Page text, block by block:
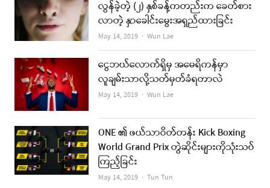
လွန်ခဲ့တဲ့ (၂) နှစ်ခန့်ကတည်းက ခေတ်စား
လာတဲ့ နှာခေါင်းမွေးအရှည်ထားခြင်း
May 14, 2019 Author
Wun Lae
ငွေဘယ်လောက်ရှိမှ အမေရိကန်မှာ
လူချမ်းသာလို့သတ်မှတ်ခံရတာလဲ
May 14, 2019 Author
Wun Lae
ONE ၏ ဖယ်သာဝိတ်တန်း Kick Boxing
World Grand Prix တွဲဆိုင်းများကိုသုံးသပ်
ကြည့်ခြင်း
May 14, 2019 Author
Tun Tun